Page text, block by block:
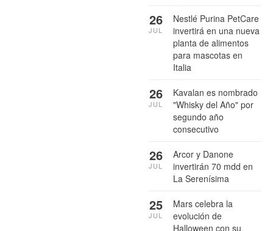
Nestlé Purina PetCare
invertirá en una nueva
planta de alimentos
para mascotas en
Italia
26
JUL
Kavalan es nombrado
"Whisky del Año" por
segundo año
consecutivo
26
JUL
Arcor y Danone
invertirán 70 mdd en
La Serenísima
26
JUL
Mars celebra la
evolución de
Halloween con su
25
JUL